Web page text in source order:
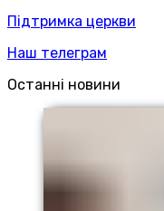
Підтримка церкви
Наш телеграм
Останні новини